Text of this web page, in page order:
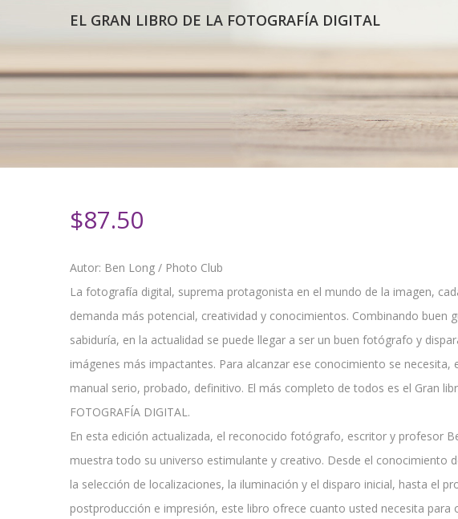
EL GRAN LIBRO DE LA FOTOGRAFÍA DIGITAL
$87.50
Autor: Ben Long / Photo Club
La fotografía digital, suprema protagonista en el mundo de la imagen,
demanda más potencial, creatividad y conocimientos. Combinando buen
sabiduría, en la actualidad se puede llegar a ser un buen fotógrafo y
imágenes más impactantes. Para alcanzar ese conocimiento se necesita,
manual serio, probado, definitivo. El más completo de todos es el Gran
FOTOGRAFÍA DIGITAL.
En esta edición actualizada, el reconocido fotógrafo, escritor y profesor
muestra todo su universo estimulante y creativo. Desde el conocimiento
la selección de localizaciones, la iluminación y el disparo inicial, hasta el
postproducción e impresión, este libro ofrece cuanto usted necesita para